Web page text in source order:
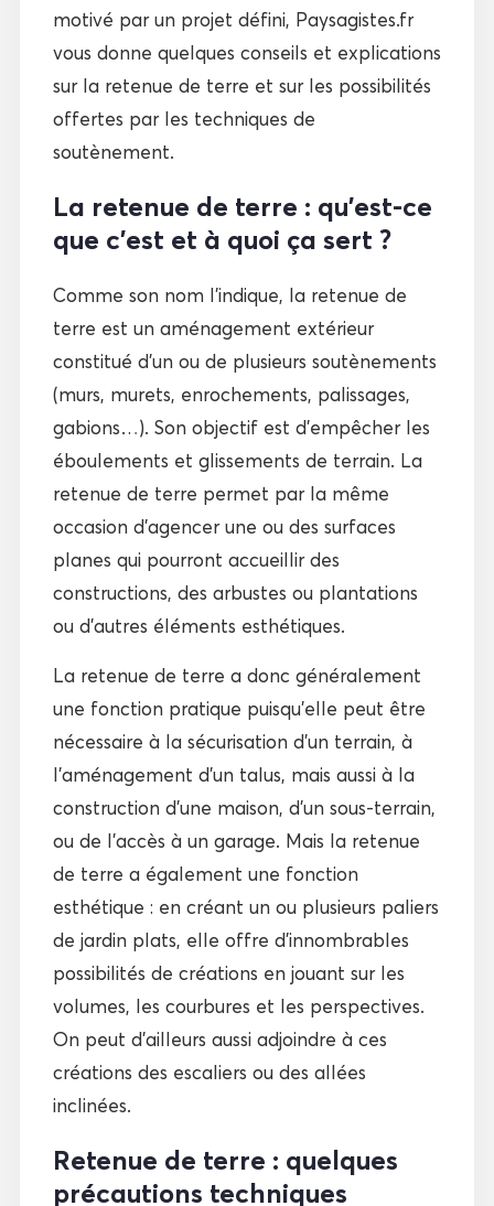
motivé par un projet défini, Paysagistes.fr
vous donne quelques conseils et explications
sur la retenue de terre et sur les possibilités
offertes par les techniques de
soutènement.
La retenue de terre : qu’est-ce
que c’est et à quoi ça sert ?
Comme son nom l’indique, la retenue de
terre est un aménagement extérieur
constitué d’un ou de plusieurs soutènements
(murs, murets, enrochements, palissages,
gabions…). Son objectif est d’empêcher les
éboulements et glissements de terrain. La
retenue de terre permet par la même
occasion d’agencer une ou des surfaces
planes qui pourront accueillir des
constructions, des arbustes ou plantations
ou d’autres éléments esthétiques.
La retenue de terre a donc généralement
une fonction pratique puisqu’elle peut être
nécessaire à la sécurisation d’un terrain, à
l’aménagement d’un talus, mais aussi à la
construction d’une maison, d’un sous-terrain,
ou de l’accès à un garage. Mais la retenue
de terre a également une fonction
esthétique : en créant un ou plusieurs paliers
de jardin plats, elle offre d’innombrables
possibilités de créations en jouant sur les
volumes, les courbures et les perspectives.
On peut d’ailleurs aussi adjoindre à ces
créations des escaliers ou des allées
inclinées.
Retenue de terre : quelques
précautions techniques